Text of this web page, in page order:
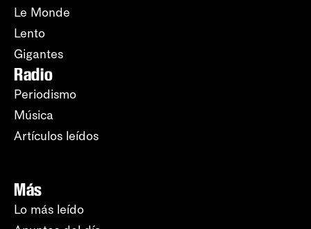
Le Monde
Lento
Gigantes
Radio
Periodismo
Música
Artículos leídos
Más
Lo más leído